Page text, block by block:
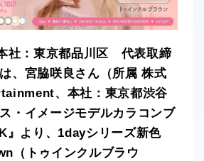
社：東京都品川区 代表取締
、宮脇咲良さん（所属 株式
、本社：東京都渋谷
・イメージモデルカラコンブ
』より、1dayシリーズ新色
（トゥインクルブラウ